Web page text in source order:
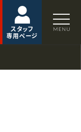
スタッフ
専用ページ